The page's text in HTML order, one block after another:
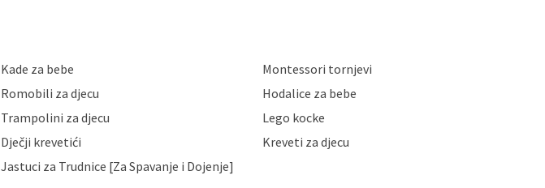
Kade za bebe
Montessori tornjevi
Romobili za djecu
Hodalice za bebe
Trampolini za djecu
Lego kocke
Dječji krevetići
Kreveti za djecu
Jastuci za Trudnice [Za Spavanje i Dojenje]